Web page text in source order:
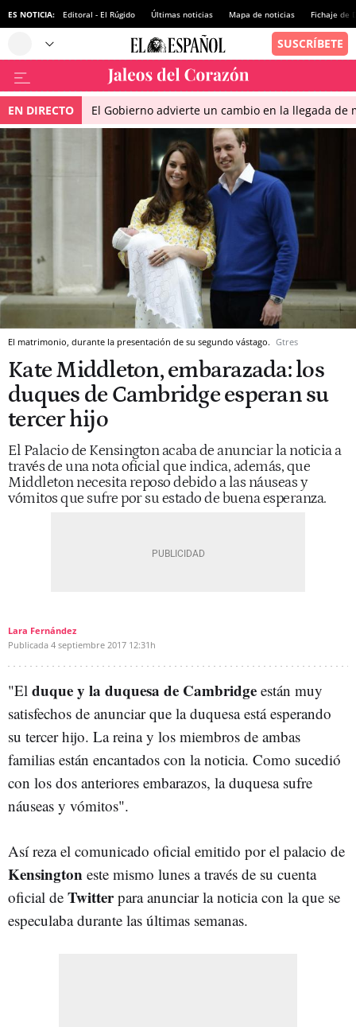
ES NOTICIA: Editoral - El Rúgido Últimas noticias Mapa de noticias Fichaje de
EN DIRECTO El Gobierno advierte un cambio en la llegada
El matrimonio, durante la presentación de su segundo vástago. Gtres
Kate Middleton, embarazada: los
duques de Cambridge esperan su
tercer hijo
El Palacio de Kensington acaba de anunciar la noticia a
través de una nota oficial que indica, además, que
Middleton necesita reposo debido a las náuseas y
vómitos que sufre por su estado de buena esperanza.
Lara Fernández
Publicada 4 septiembre 2017 12:31h
"El duque y la duquesa de Cambridge están muy
satisfechos de anunciar que la duquesa está esperando
su tercer hijo. La reina y los miembros de ambas
familias están encantados con la noticia. Como sucedió
con los dos anteriores embarazos, la duquesa sufre
náuseas y vómitos".
Así reza el comunicado oficial emitido por el palacio de
Kensington este mismo lunes a través de su cuenta
oficial de Twitterpara anunciar la noticia con la que se
especulaba durante las últimas semanas.